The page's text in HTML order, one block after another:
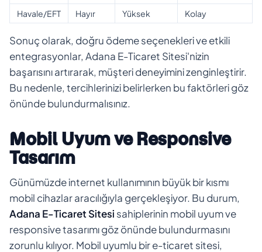
Havale/EFT Hayır Yüksek Kolay
Sonuç olarak, doğru ödeme seçenekleri ve etkili
entegrasyonlar, Adana E-Ticaret Sitesi'nizin
başarısını artırarak, müşteri deneyimini zenginleştirir.
Bu nedenle, tercihlerinizi belirlerken bu faktörleri göz
önünde bulundurmalısınız.
Mobil Uyum ve Responsive
Tasarım
Günümüzde internet kullanımının büyük bir kısmı
mobil cihazlar aracılığıyla gerçekleşiyor. Bu durum,
Adana E-Ticaret Sitesi sahiplerinin mobil uyum ve
responsive tasarımı göz önünde bulundurmasını
zorunlu kılıyor. Mobil uyumlu bir e-ticaret sitesi,